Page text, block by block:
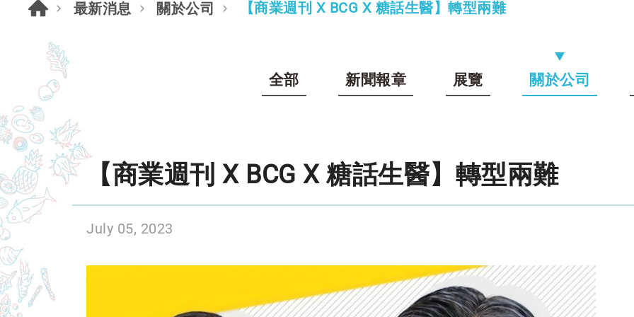
最新消息 關於公司 【商業週刊 X BCG X 糖話生醫】轉型兩難
全部 新聞報章 展覽 關於公司
【商業週刊 X BCG X 糖話生醫】轉型兩難
July 05, 2023